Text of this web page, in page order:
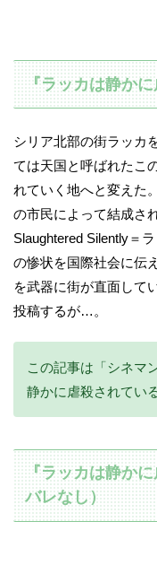
『ラッカは静か
シリア北部の街ラッカ
ては天国と呼ばれたこ
れていく地へと変えた
の市民によって結成さ
Slaughtered Silently＝
の惨状を国際社会に伝
を武器に街が直面して
投稿するが…。
この記事は「シネマ
静かに虐殺されてい
『ラッカは静か
バレなし）